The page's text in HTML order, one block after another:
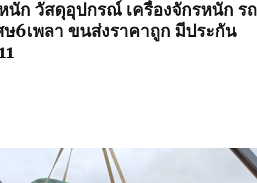
นัก วัสดุอุปกรณ์ เครื่องจักรหนัก รถ
ษ6เพลา ขนส่งราคาถูก มีประกัน